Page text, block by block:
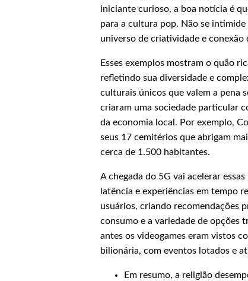
iniciante curioso, a boa notícia é
para a cultura pop. Não se
universo de criatividade e conexão
Esses exemplos mostram o quão
refletindo sua diversidade e
culturais únicos que valem a pena
criaram uma sociedade particular
da economia local. Por exemplo,
seus 17 cemitérios que abrigam
cerca de 1.500 habitantes.
A chegada do 5G vai acelerar
latência e experiências em tempo
usuários, criando recomendações
consumo e a variedade de opções
antes os videogames eram vistos
bilionária, com eventos lotados e
Em resumo, a religião